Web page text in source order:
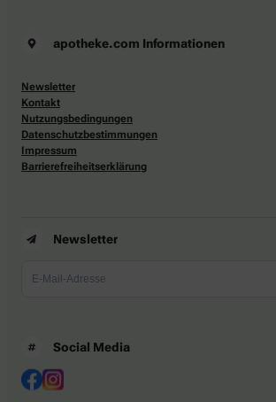
apotheke.com Informationen
Newsletter
Kontakt
Nutzungsbedingungen
Datenschutzbestimmungen
Impressum
Barrierefreiheitserklärung
Newsletter
Social Media